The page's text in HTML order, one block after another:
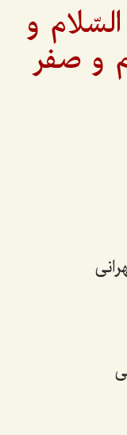
و
و صفر